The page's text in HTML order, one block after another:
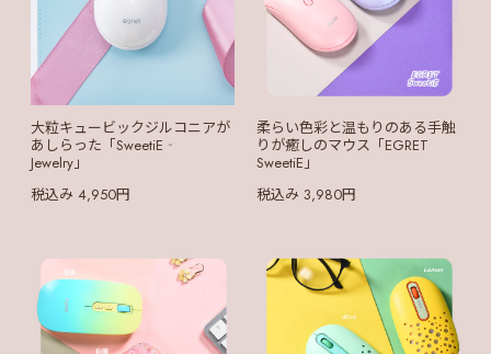
大粒キュービックジルコニアが
あしらった「SweetiE‐
Jewelry」
税込み 4,950円
柔らい色彩と温もりのある手触
りが癒しのマウス「EGRET
SweetiE」
税込み 3,980円